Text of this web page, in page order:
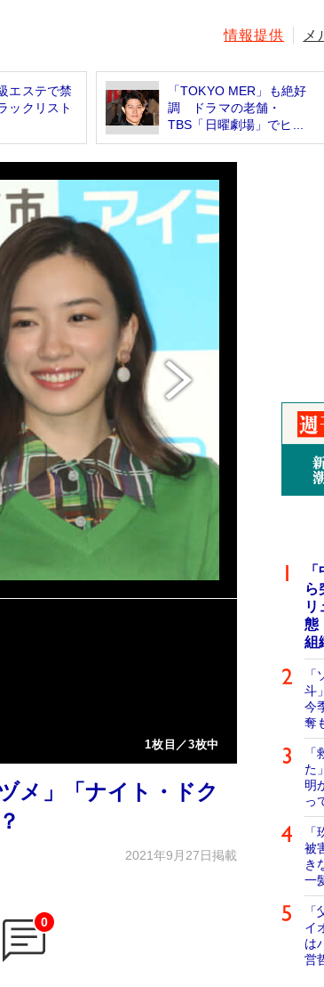
情報提供 メ
エステで禁
ックリスト
「TOKYO MER」も絶好
調 ドラマの老舗・
TBS「日曜劇場」でヒ...
1枚目／3枚中
メ」「ナイト・ドク
2021年9月27日掲載
0
ら
リ
態
組
斗
今
奪
た
明
っ
被
き
一
イ
は
営